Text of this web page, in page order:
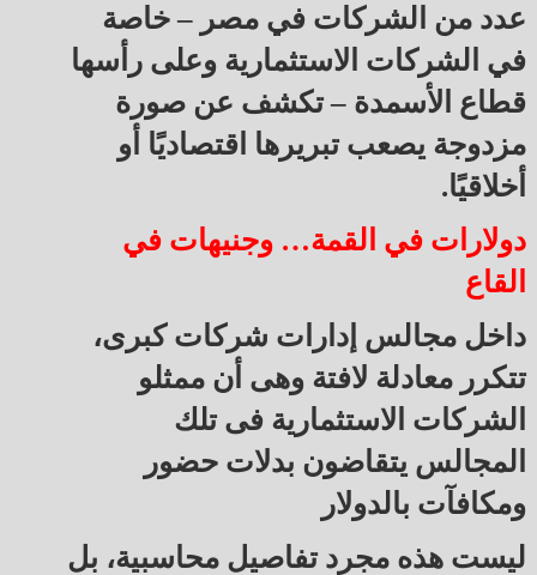
عدد من الشركات في مصر – خاصة
في الشركات الاستثمارية وعلى رأسها
قطاع الأسمدة – تكشف عن صورة
مزدوجة يصعب تبريرها اقتصاديًا أو
أخلاقيًا.
دولارات في القمة… وجنيهات في
القاع
داخل مجالس إدارات شركات كبرى،
تتكرر معادلة لافتة وهى أن ممثلو
الشركات الاستثمارية فى تلك
المجالس يتقاضون بدلات حضور
ومكافآت بالدولار
ليست هذه مجرد تفاصيل محاسبية، بل